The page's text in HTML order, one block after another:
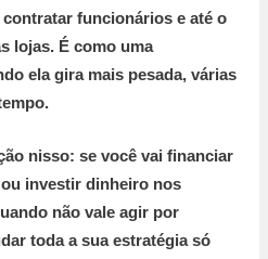
funcionários e até o
lojas. É como uma
ela gira mais pesada, várias
nisso: se você vai financiar
investir dinheiro nos
não vale agir por
toda a sua estratégia só